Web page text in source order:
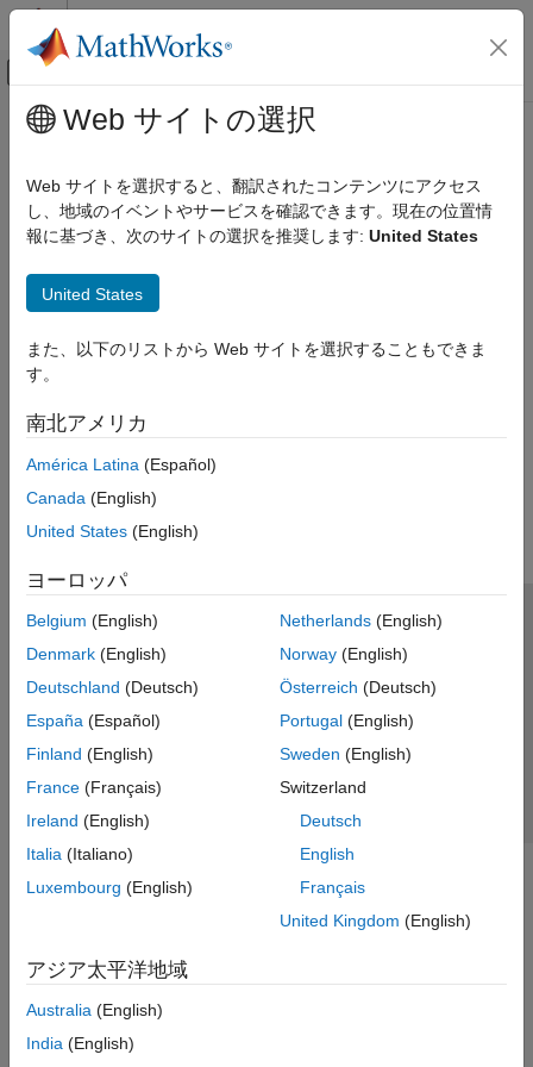
コンテンツへスキップ
オフキャンバス ナビゲーション メ
ドキュメンテーションのホーム
メインコンテンツ
この情報は役に立ちましたか？
Web サイトの選択
Web サイトを選択すると、翻訳されたコンテンツにアクセス
し、地域のイベントやサービスを確認できます。現在の位置情
報に基づき、次のサイトの選択を推奨します: United States
United States
また、以下のリストから Web サイトを選択することもできま
す。
南北アメリカ
América Latina (Español)
Canada (English)
United States (English)
ヨーロッパ
Belgium (English)
Denmark (English)
Deutschland (Deutsch)
España (Español)
Finland (English)
France (Français)
Ireland (English)
Italia (Italiano)
Luxembourg (English)
Netherlands(English)
Norway(English)
Österreich (Deutsch)
Portugal(English)
Sweden (English)
Switzerland
Deutsch
English
Français
United Kingdom (English)
アジア太平洋地域
Australia (English)
India (English)
トラストセンター
プライバシー ポリシー
違法コピー防止
アプリケーション ステータス
© 1994-2026 The MathWorks, Inc.